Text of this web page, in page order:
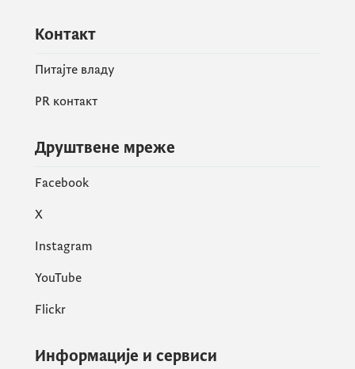
Контакт
Питајте владу
PR контакт
Друштвене мреже
Facebook
X
Instagram
YouTube
Flickr
Информације и сервиси